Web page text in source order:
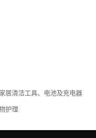
居清洁工具、电池及充电器
护理